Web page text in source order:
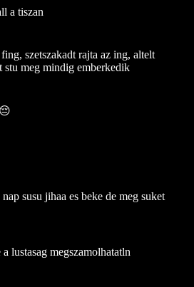
a tiszan
szetszakadt rajta az ing, altelt
stu meg mindig emberkedik
susu jihaa es beke de meg suket
lustasag megszamolhatatln